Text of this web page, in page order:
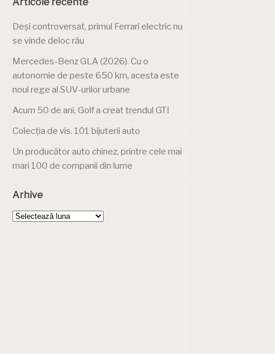
Deși controversat, primul Ferrari electric nu
se vinde deloc rău
Mercedes-Benz GLA (2026). Cu o
autonomie de peste 650 km, acesta este
noul rege al SUV-urilor urbane
Acum 50 de ani, Golf a creat trendul GTI
Colecția de vis. 101 bijuterii auto
Un producător auto chinez, printre cele mai
mari 100 de companii din lume
Arhive
Arhive